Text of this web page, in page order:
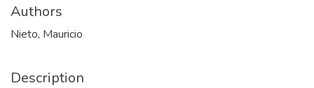
Authors
Nieto, Mauricio
Description